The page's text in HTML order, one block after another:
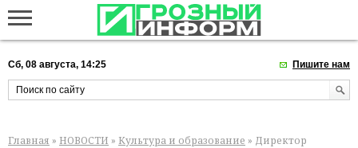
Сб, 08 августа, 14:25 Пишите нам
Главная » НОВОСТИ » Культура и образование » Директор